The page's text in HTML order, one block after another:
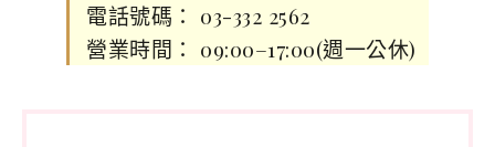
電話號碼： 03-332 2562
營業時間： 09:00–17:00(週一公休)